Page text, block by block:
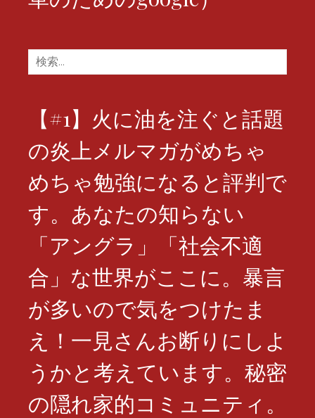
検
索:
【#1】火に油を注ぐと話題
の炎上メルマガがめちゃ
めちゃ勉強になると評判で
す。あなたの知らない
「アングラ」「社会不適
合」な世界がここに。暴言
が多いので気をつけたま
え！一見さんお断りにしよ
うかと考えています。秘密
の隠れ家的コミュニティ。